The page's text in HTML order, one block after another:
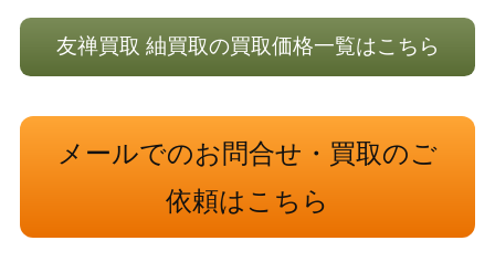
友禅買取 紬買取の買取価格一覧はこちら
メールでのお問合せ・買取のご
依頼はこちら